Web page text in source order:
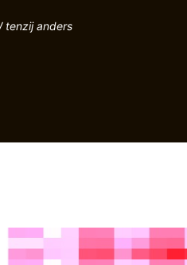
tenzij anders